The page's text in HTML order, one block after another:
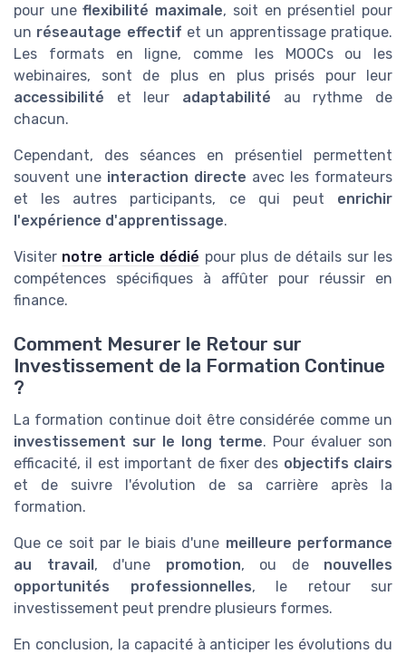
pour uneflexibilité maximale, soit en présentiel pour
un réseautage effectif et un apprentissage pratique.
Les formats en ligne, comme les MOOCs ou les
webinaires, sont de plus en plus prisés pour leur
accessibilité et leur adaptabilité au rythme de
chacun.
Cependant, des séances en présentiel permettent
souvent une interaction directe avec les formateurs
et les autres participants, ce qui peut enrichir
l'expérience d'apprentissage.
Visiter notre article dédié pour plus de détails sur les
compétences spécifiques à affûter pour réussir en
finance.
Comment Mesurer le Retour sur
Investissement de la Formation Continue
?
La formation continue doit être considérée comme un
investissement sur le long terme. Pour évaluer son
efficacité, il est important de fixer des objectifs clairs
et de suivre l'évolution de sa carrière après la
formation.
Que ce soit par le biais d'une meilleure performance
au travail, d'une promotion, ou de nouvelles
opportunités professionnelles, le retour sur
investissement peut prendre plusieurs formes.
En conclusion, la capacité à anticiper les évolutions du